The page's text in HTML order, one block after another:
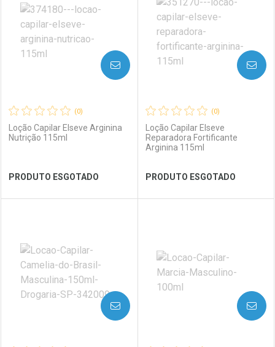
Laboratório
Ver Desconto Convênio
Por Menos Laboratório
Ver Desconto Convênio
Por Menos
(0)
Loção Capilar Elseve Arginina
Nutrição 115ml
PRODUTO ESGOTADO
AVISE-ME
Laboratório
Por Menos
(0)
Loção Capilar Elseve
Reparadora Fortificante
Arginina 115ml
PRODUTO ESGOTADO
AVISE-ME
Laboratório
Por Menos
AVISE-ME AVISE-ME